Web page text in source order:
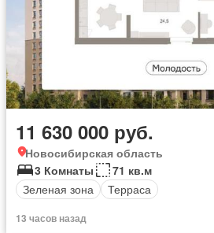
11 630 000 руб.
Новосибирская область
3 Комнаты
71 кв.м
Зеленая зона
Терраса
13 часов назад